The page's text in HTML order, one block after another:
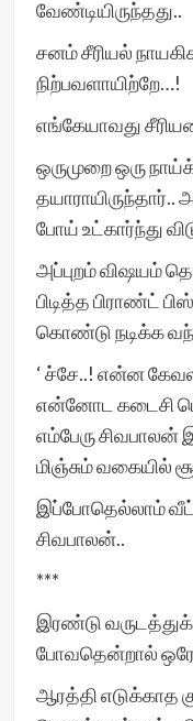
வேண்டியிருந்தது..
சனம் சீரியல்
நிற்பவளாயிற்றே…!
எங்கேயாவது
ஒருமுறை ஒரு
தயாராயிருந்தார்..
போய் உட்கார்ந்து
அப்புறம் விஷயம்
பிடித்த பிராண்ட்
கொண்டு நடிக்க
‘ ச்சே..! என்ன
என்னோட கடைசி
எம்பேரு சிவபாலன்
மிஞ்சும் வகையில்
இப்போதெல்லாம்
சிவபாலன்..
***
இரண்டு
போவதென்றால் ஒரே
ஆரத்தி எடுக்காத